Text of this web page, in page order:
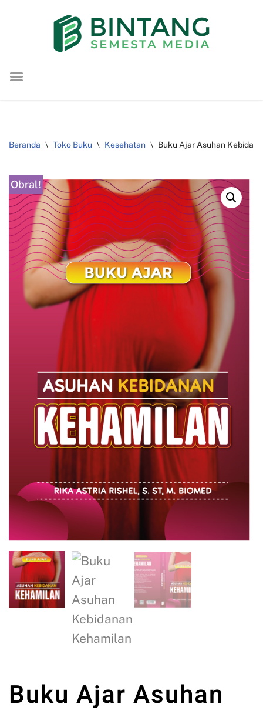
konten
Beranda \ Toko Buku \ Kesehatan \ Buku Ajar Asuhan
Obral!
Buku Ajar Asuhan